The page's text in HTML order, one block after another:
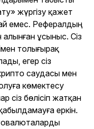
жүргізу қажет
емес. Рефералдың
алынған ұсыныс. Сіз
толығырақ
егер сіз
саудасы мен
көмектесу
сіз бөлісіп жатқан
еркін.